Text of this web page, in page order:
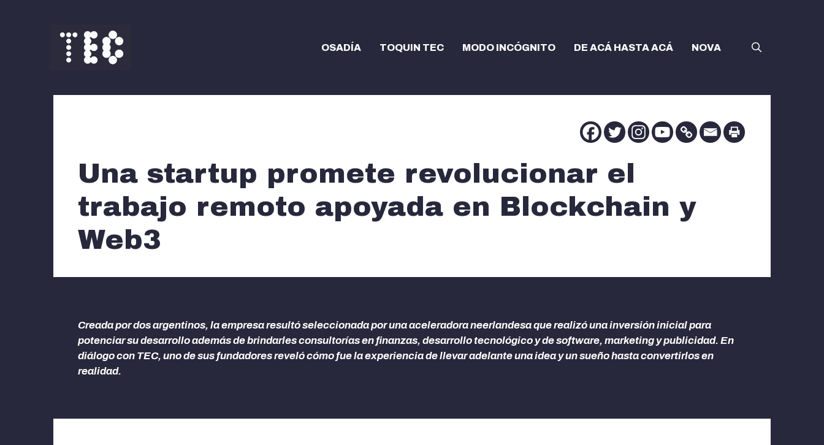
OSADÍA TOQUIN TEC MODO INCÓGNITO DE ACÁ HASTA ACÁ NOVA
Una startup promete revolucionar el
trabajo remoto apoyada en Blockchain y
Web3
Creada por dos argentinos, la empresa resultó seleccionada por una aceleradora neerlandesa que realizó una inversión inicial para
potenciar su desarrollo además de brindarles consultorías en finanzas, desarrollo tecnológico y de software, marketing y publicidad. En
diálogo con TEC, uno de sus fundadores reveló cómo fue la experiencia de llevar adelante una idea y un sueño hasta convertirlos en
realidad.